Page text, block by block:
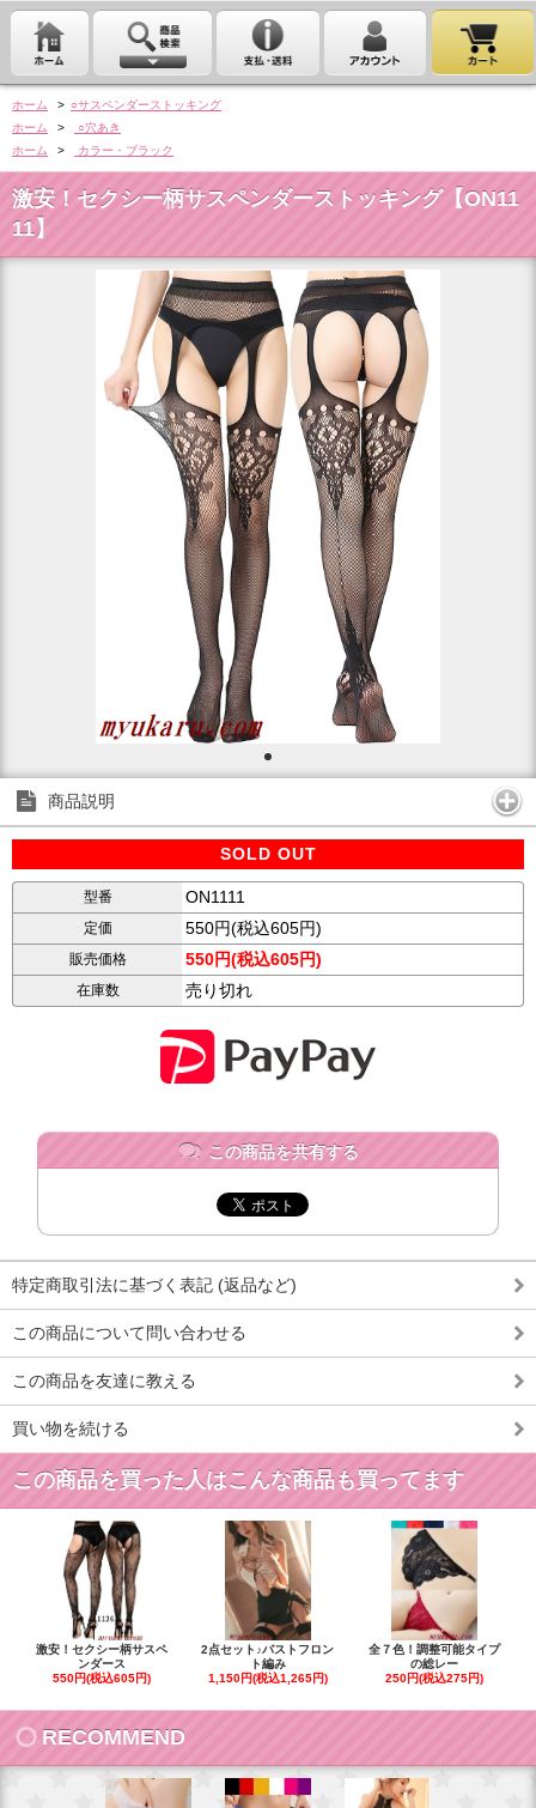
ホーム > ○サスペンダーストッキング
ホーム
>
○穴あき
ホーム
> カラー・ブラック
激安！セクシー柄サスペンダーストッキング【ON11
11】
商品説明
SOLD OUT
型番 ON1111
定価 550円(税込605円)
販売価格 550円(税込605円)
在庫数 売り切れ
この商品を共有する
特定商取引法に基づく表記 (返品など)
この商品について問い合わせる
この商品を友達に教える
買い物を続ける
この商品を買った人はこんな商品も買ってます
激安！セクシー柄サスペ
ンダース
550円(税込605円)
2点セット♪バストフロン
ト編み
1,150円(税込1,265円)
全７色！調整可能タイプ
の総レー
250円(税込275円)
RECOMMEND